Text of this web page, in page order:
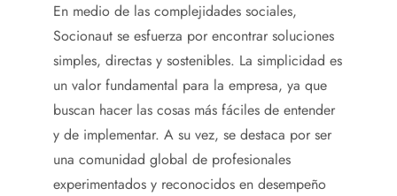
En medio de las complejidades sociales,
Socionaut se esfuerza por encontrar soluciones
simples, directas y sostenibles. La simplicidad es
un valor fundamental para la empresa, ya que
buscan hacer las cosas más fáciles de entender
y de implementar. A su vez, se destaca por ser
una comunidad global de profesionales
experimentados y reconocidos en desempeño